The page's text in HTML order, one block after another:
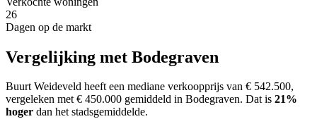
26
Dagen op de markt
Vergelijking met Bodegraven
Buurt Weideveld heeft een mediane verkoopprijs van € 542.500,
vergeleken met € 450.000 gemiddeld in Bodegraven. Dat is 21%
hoger dan het stadsgemiddelde.